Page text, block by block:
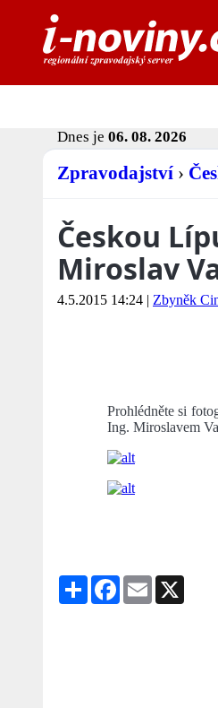
Dnes je 06. 08. 2026
Zpravodajství ›
Českou
Miroslav
4.5.2015 14:24 | Zbyněk
Prohlédněte si
Ing. Miroslavem
Share Facebook
Email